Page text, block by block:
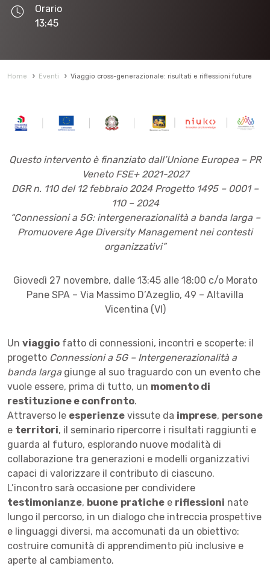
Orario
13:45
Home › Eventi › Viaggio cross-generazionale: risultati e riflessioni future
Questo intervento è finanziato dall’Unione Europea – PR
Veneto FSE+ 2021-2027
DGR n. 110 del 12 febbraio 2024 Progetto 1495 – 0001 –
110 – 2024
“Connessioni a 5G: intergenerazionalità a banda larga –
Promuovere Age Diversity Management nei contesti
organizzativi”
Giovedì 27 novembre, dalle 13:45 alle 18:00 c/o Morato
Pane SPA – Via Massimo D’Azeglio, 49 – Altavilla
Vicentina (VI)
Un viaggio fatto di connessioni, incontri e scoperte: il
progetto Connessioni a 5G – Intergenerazionalità a
banda largagiunge al suo traguardo con un evento che
vuole essere, prima di tutto, un momento di
restituzione e confronto.
Attraverso le esperienze vissute da imprese, persone
e territori, il seminario ripercorre i risultati raggiunti e
guarda al futuro, esplorando nuove modalità di
collaborazione tra generazioni e modelli organizzativi
capaci di valorizzare il contributo di ciascuno.
L’incontro sarà occasione per condividere
testimonianze, buone pratiche e riflessioni nate
lungo il percorso, in un dialogo che intreccia prospettive
e linguaggi diversi, ma accomunati da un obiettivo:
costruire comunità di apprendimento più inclusive e
aperte al cambiamento.